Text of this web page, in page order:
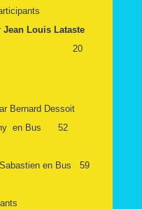
Jean Louis Lataste
20
Bernard Dessoit
en Bus 52
en Bus 59